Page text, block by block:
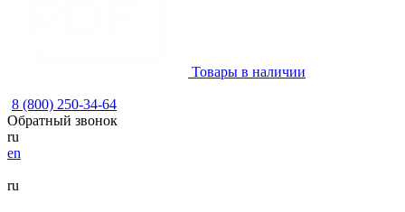
Товары в наличии
8 (800) 250-34-64
Обратный звонок
ru
en
ru